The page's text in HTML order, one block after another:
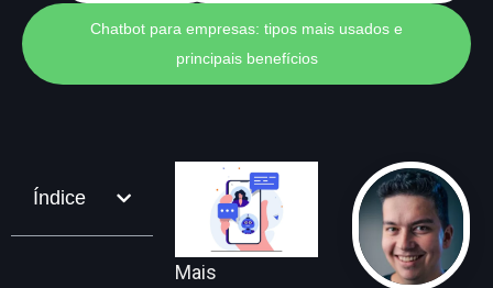
Chatbot para empresas: tipos mais usados e
principais benefícios
Índice
Mais